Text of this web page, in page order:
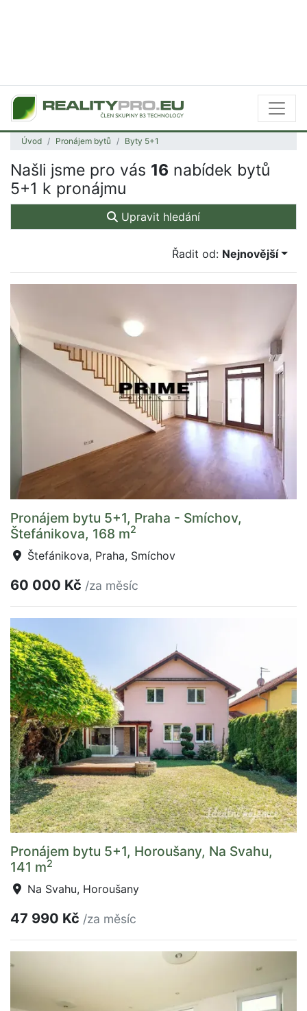
Úvod Pronájem bytů Byty 5+1
Našli jsme pro vás 16 nabídek bytů
5+1 k pronájmu
Upravit hledání
Řadit od: Nejnovější
Pronájem bytu 5+1, Praha - Smíchov,
Štefánikova, 168 m2
Štefánikova, Praha, Smíchov
60 000 Kč /za měsíc
Pronájem bytu 5+1, Horoušany, Na Svahu,
141 m2
Na Svahu, Horoušany
47 990 Kč /za měsíc